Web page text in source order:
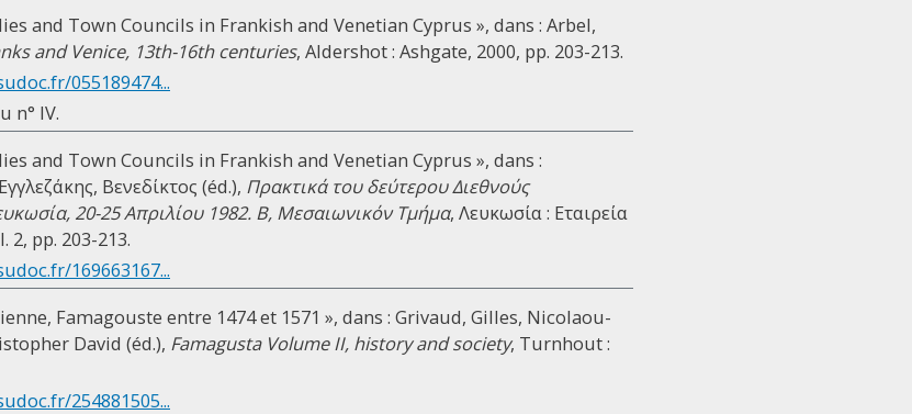
and Town Councils in Frankish and Venetian Cyprus », dans : Arbel,
and Venice, 13th-16th centuries, Aldershot : Ashgate, 2000, pp. 203-213.
055189474...
n° IV.
and Town Councils in Frankish and Venetian Cyprus », dans :
Βενεδίκτος (éd.), Πρακτικά του δεύτερου Διεθνούς
20-25 Απριλίου 1982. B, Μεσαιωνικόν Τμήμα, Λευκωσία : Εταιρεία
pp. 203-213.
169663167...
Famagouste entre 1474 et 1571 », dans : Grivaud, Gilles, Nicolaou-
David (éd.), Famagusta Volume II, history and society, Turnhout :
254881505...